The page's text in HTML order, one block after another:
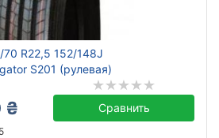
70 R22,5 152/148J
S201 (рулевая)
₴ Сравнить
Подобрать